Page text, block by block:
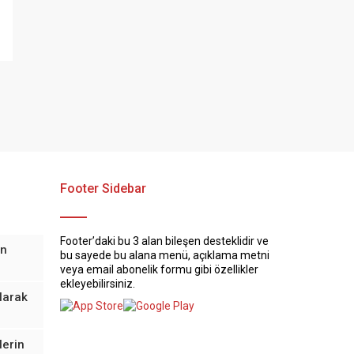
Footer Sidebar
Footer’daki bu 3 alan bileşen desteklidir ve
bu sayede bu alana menü, açıklama metni
veya email abonelik formu gibi özellikler
ekleyebilirsiniz.